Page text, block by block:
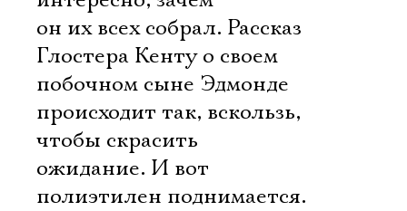
он их всех собрал. Рассказ
Глостера Кенту о своем
побочном сыне Эдмонде
происходит так, вскользь,
чтобы скрасить
ожидание. И вот
полиэтилен поднимается.